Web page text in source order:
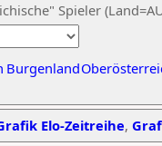
Spieler
Burgenland
Elo-Zeitreihe,